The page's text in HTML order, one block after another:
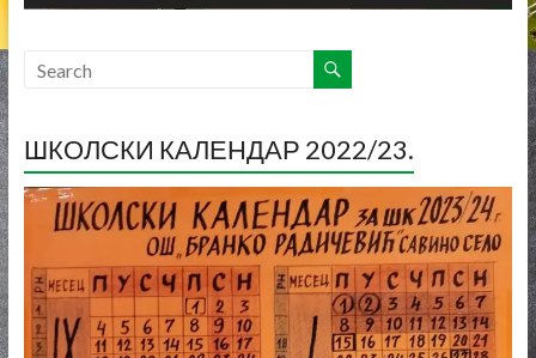
ШКОЛСКИ КАЛЕНДАР 2022/23.